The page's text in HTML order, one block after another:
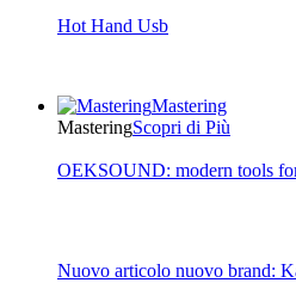
Hot Hand Usb
Mastering
MasteringScopri di Più
OEKSOUND: modern tools
Nuovo articolo nuovo brand: